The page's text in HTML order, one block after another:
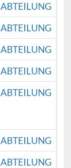
ABTEILUNG
ABTEILUNG
ABTEILUNG
ABTEILUNG
ABTEILUNG
ABTEILUNG
ABTEILUNG